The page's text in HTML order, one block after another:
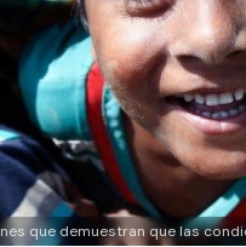
que demuestran que las